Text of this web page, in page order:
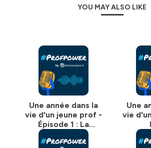
YOU MAY ALSO LIKE
Une année dans la
vie d'un jeune prof -
Épisode 1 : La
rentrée des classes
Une
vie